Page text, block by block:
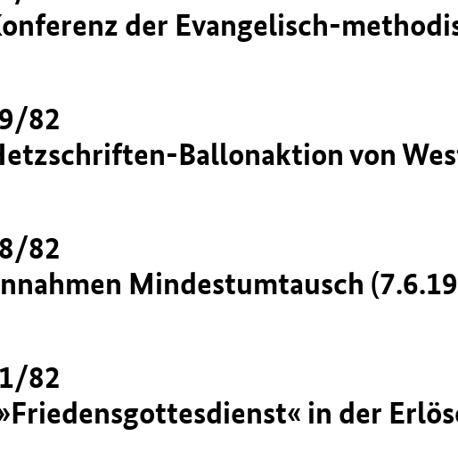
der Evangelisch-
82
Ballonaktion von
82
Mindestumtausch
82
in der